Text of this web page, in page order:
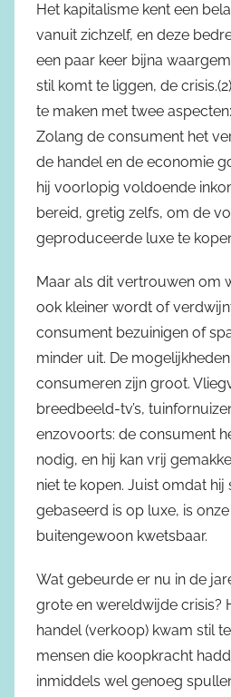
Het kapitalisme kent een
vanuit zichzelf, en deze
een paar keer bijna
stil komt te liggen, de
te maken met twee
Zolang de consument het
de handel en de economie
hij voorlopig voldoende
bereid, gretig zelfs, om de
geproduceerde luxe te
Maar als dit vertrouwen om
ook kleiner wordt of
consument bezuinigen of
minder uit. De
consumeren zijn groot.
breedbeeld-tv’s,
enzovoorts: de consument
nodig, en hij kan vrij
niet te kopen. Juist omdat hij
gebaseerd is op luxe, is
buitengewoon kwetsbaar.
Wat gebeurde er nu in de
grote en wereldwijde crisis?
handel (verkoop) kwam stil
mensen die koopkracht
inmiddels wel genoeg